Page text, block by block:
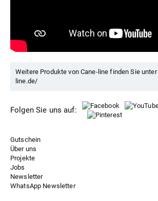
Weitere Produkte von Cane-line finden Sie unter
line.de/
Folgen Sie uns auf:
Gutschein
Über uns
Projekte
Jobs
Newsletter
WhatsApp Newsletter